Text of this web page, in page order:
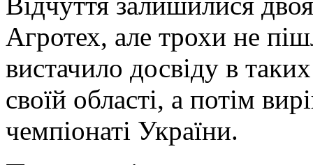
Агротех, але трохи не
вистачило досвіду в
своїй області, а потім
чемпіонаті України.